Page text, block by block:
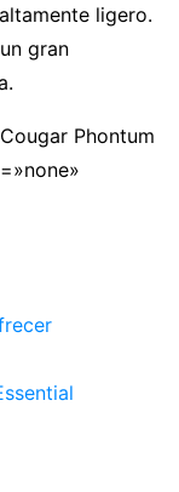
ligero.
gran
Phontum